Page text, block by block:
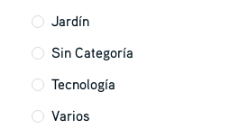
Jardín
Sin Categoría
Tecnología
Varios